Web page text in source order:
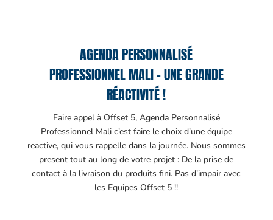
AGENDA PERSONNALISÉ
PROFESSIONNEL MALI – UNE GRANDE
RÉACTIVITÉ !
Faire appel à Offset 5, Agenda Personnalisé
Professionnel Mali c’est faire le choix d’une équipe
reactive, qui vous rappelle dans la journée. Nous sommes
present tout au long de votre projet : De la prise de
contact à la livraison du produits fini. Pas d’impair avec
les Equipes Offset 5 !!